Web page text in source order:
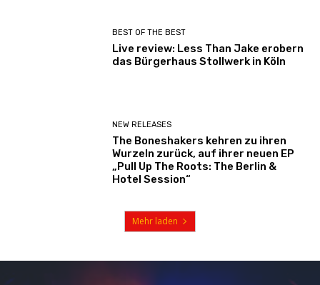
BEST OF THE BEST
Live review: Less Than Jake erobern
das Bürgerhaus Stollwerk in Köln
NEW RELEASES
The Boneshakers kehren zu ihren
Wurzeln zurück, auf ihrer neuen EP
„Pull Up The Roots: The Berlin &
Hotel Session“
Mehr laden